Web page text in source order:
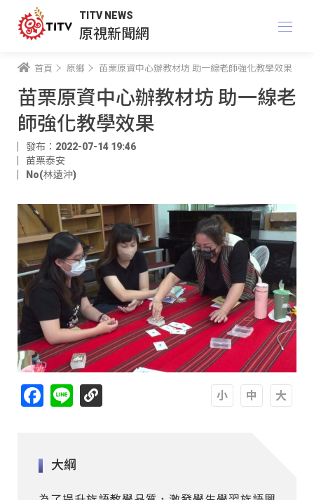
TITV NEWS
原視新聞網
首頁 原鄉 苗栗原資中心辦教材坊 助一線老師強化教學效果
苗栗原資中心辦教材坊 助一線老
師強化教學效果
發布：2022-07-14 19:46
苗栗泰安
No(林遠沖)
Facebook
Line
大綱